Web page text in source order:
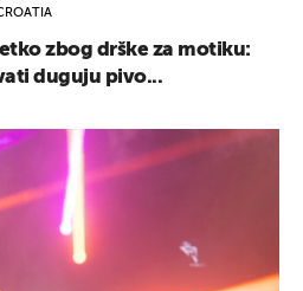
zbog drške za motiku:
duguju pivo...